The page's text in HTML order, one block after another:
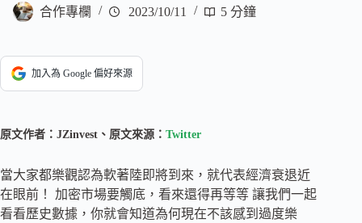
合作專欄 2023/10/11 5 分鐘
加入為 Google 偏好來源
原文作者：JZinvest、原文來源： Twitter
當大家都樂觀認為軟著陸即將到來，就代表經濟衰退近
在眼前！ 加密市場要觸底，看來還得再等等 讓我們一起
看看歷史數據，你就會知道為何現在不該感到過度樂